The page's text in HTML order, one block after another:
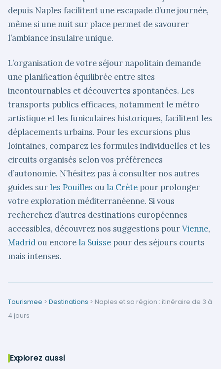
depuis Naples facilitent une escapade d’une journée,
même si une nuit sur place permet de savourer
l’ambiance insulaire unique.
L’organisation de votre séjour napolitain demande
une planification équilibrée entre sites
incontournables et découvertes spontanées. Les
transports publics efficaces, notamment le métro
artistique et les funiculaires historiques, facilitent les
déplacements urbains. Pour les excursions plus
lointaines, comparez les formules individuelles et les
circuits organisés selon vos préférences
d’autonomie. N’hésitez pas à consulter nos autres
guides sur les Pouilles ou la Crète pour prolonger
votre exploration méditerranéenne. Si vous
recherchez d’autres destinations européennes
accessibles, découvrez nos suggestions pourVienne,
Madrid ou encore la Suisse pour des séjours courts
mais intenses.
Tourismee > Destinations > Naples et sa région : itinéraire de 3 à
4 jours
Explorez aussi